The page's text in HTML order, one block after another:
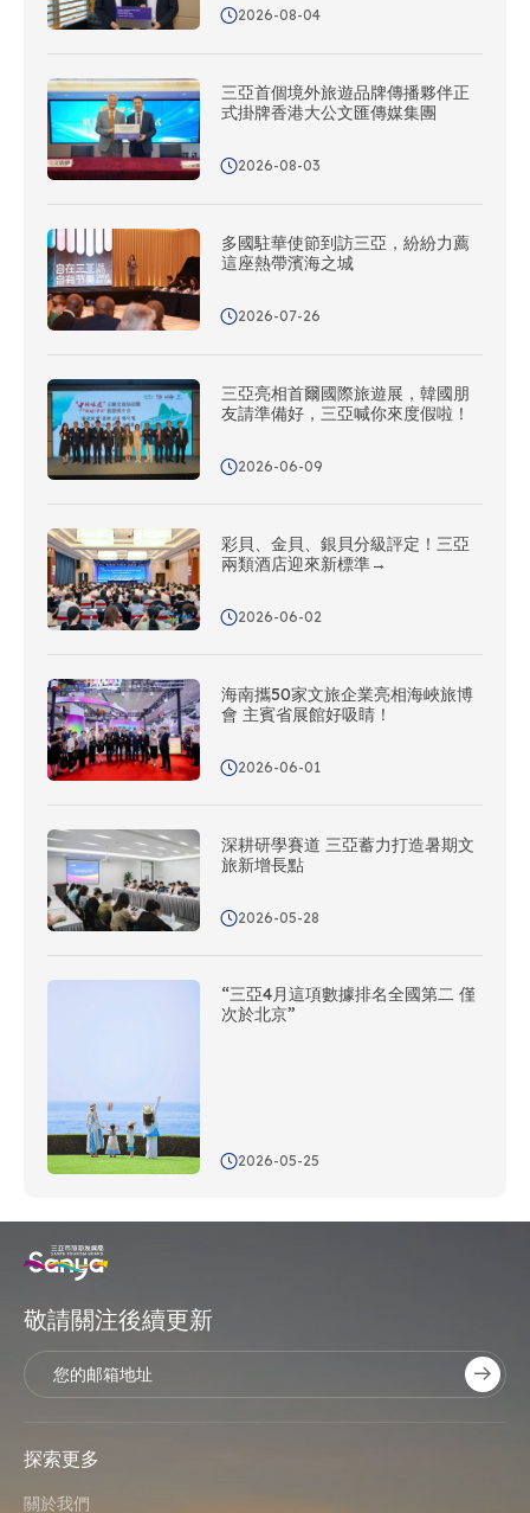
2026-08-04
三亞首個境外旅遊品牌傳播夥伴正
式掛牌香港大公文匯傳媒集團
2026-08-03
多國駐華使節到訪三亞，紛紛力薦
這座熱帶濱海之城
2026-07-26
三亞亮相首爾國際旅遊展，韓國朋
友請準備好，三亞喊你來度假啦！
2026-06-09
彩貝、金貝、銀貝分級評定！三亞
兩類酒店迎來新標準→
2026-06-02
海南攜50家文旅企業亮相海峽旅博
會 主賓省展館好吸睛！
2026-06-01
深耕研學賽道 三亞蓄力打造暑期文
旅新增長點
2026-05-28
“三亞4月這項數據排名全國第二 僅
次於北京”
2026-05-25
敬請關注後續更新
探索更多
關於我們